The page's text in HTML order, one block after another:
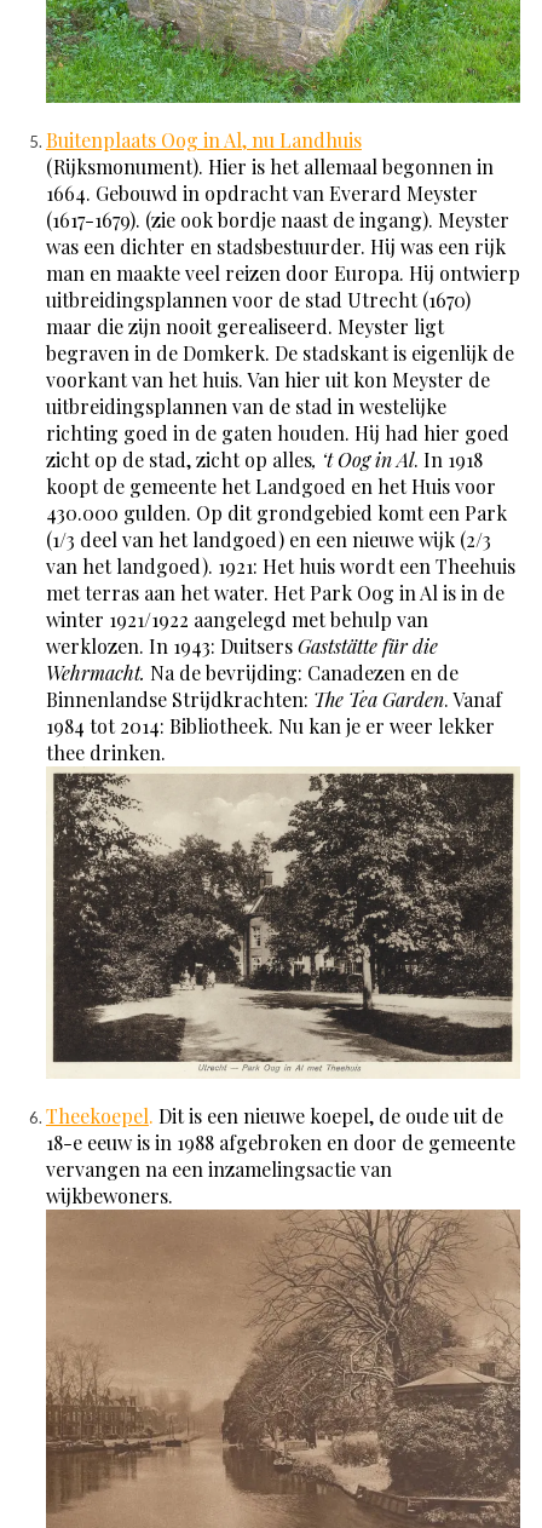
Buitenplaats Oog in Al, nu Landhuis
(Rijksmonument). Hier is het allemaal begonnen in
1664. Gebouwd in opdracht van Everard Meyster
(1617-1679). (zie ook bordje naast de ingang). Meyster
was een dichter en stadsbestuurder. Hij was een rijk
man en maakte veel reizen door Europa. Hij ontwierp
uitbreidingsplannen voor de stad Utrecht (1670)
maar die zijn nooit gerealiseerd. Meyster ligt
begraven in de Domkerk. De stadskant is eigenlijk de
voorkant van het huis. Van hier uit kon Meyster de
uitbreidingsplannen van de stad in westelijke
richting goed in de gaten houden. Hij had hier goed
zicht op de stad, zicht op alles, ‘t Oog in Al. In 1918
koopt de gemeente het Landgoed en het Huis voor
430.000 gulden. Op dit grondgebied komt een Park
(1/3 deel van het landgoed) en een nieuwe wijk (2/3
van het landgoed). 1921: Het huis wordt een Theehuis
met terras aan het water. Het Park Oog in Al is in de
winter 1921/1922 aangelegd met behulp van
werklozen. In 1943: DuitsersGaststätte für die
Wehrmacht. Na de bevrijding: Canadezen en de
Binnenlandse Strijdkrachten: The Tea Garden. Vanaf
1984 tot 2014: Bibliotheek. Nu kan je er weer lekker
thee drinken.
Theekoepel. Dit is een nieuwe koepel, de oude uit de
18-e eeuw is in 1988 afgebroken en door de gemeente
vervangen na een inzamelingsactie van
wijkbewoners.